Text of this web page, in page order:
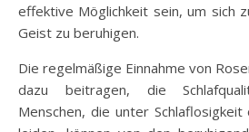
effektive Möglichkeit sein, um sich
Geist zu beruhigen.
Die regelmäßige Einnahme von
dazu beitragen, die
Menschen, die unter Schlaflosigkeit